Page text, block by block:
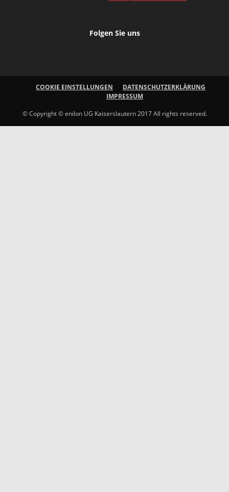
Folgen Sie uns
COOKIE EINSTELLUNGEN
DATENSCHUTZERKLÄRUNG
IMPRESSUM
© Copyright © enilon UG Kaiserslautern 2017 All rights reserved.